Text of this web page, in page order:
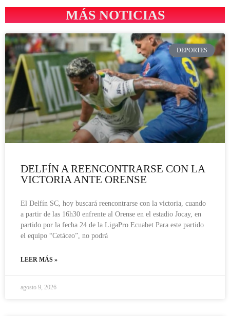
MÁS NOTICIAS
DEPORTES
DELFÍN A REENCONTRARSE CON LA
VICTORIA ANTE ORENSE
El Delfín SC, hoy buscará reencontrarse con la victoria, cuando
a partir de las 16h30 enfrente al Orense en el estadio Jocay, en
partido por la fecha 24 de la LigaPro Ecuabet Para este partido
el equipo “Cetáceo”, no podrá
LEER MÁS »
agosto 9, 2026